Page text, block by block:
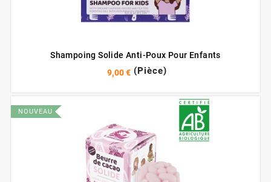
Shampoing Solide Anti-Poux Pour Enfants
9,00 € (Pièce)
NOUVEAU